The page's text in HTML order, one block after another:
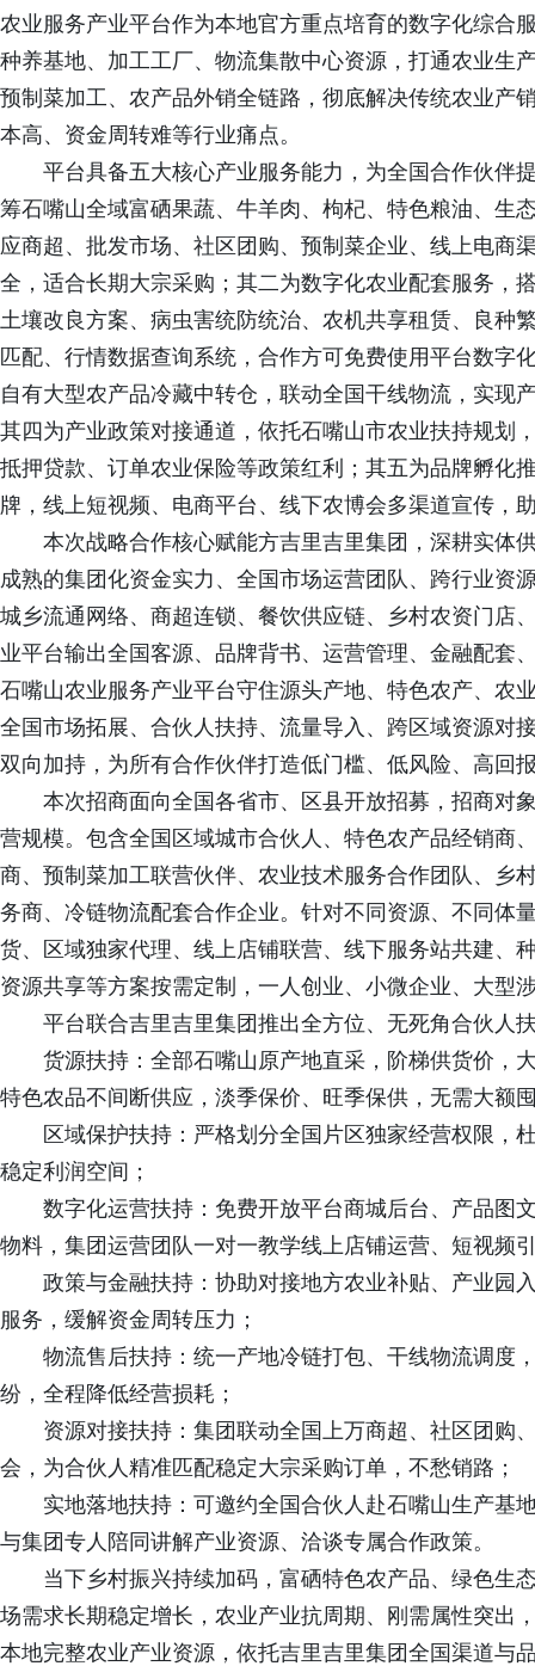
农业服务产业平台作为本地官方重点培育的数字化综合
种养基地、加工工厂、物流集散中心资源，打通农业生
预制菜加工、农产品外销全链路，彻底解决传统农业产
本高、资金周转难等行业痛点。
平台具备五大核心产业服务能力，为全国合作伙伴
筹石嘴山全域富硒果蔬、牛羊肉、枸杞、特色粮油、生
应商超、批发市场、社区团购、预制菜企业、线上电商
全，适合长期大宗采购；其二为数字化农业配套服务，
土壤改良方案、病虫害统防统治、农机共享租赁、良种
匹配、行情数据查询系统，合作方可免费使用平台数字
自有大型农产品冷藏中转仓，联动全国干线物流，实现
其四为产业政策对接通道，依托石嘴山市农业扶持规划
抵押贷款、订单农业保险等政策红利；其五为品牌孵化
牌，线上短视频、电商平台、线下农博会多渠道宣传，
本次战略合作核心赋能方吉里吉里集团，深耕实体
成熟的集团化资金实力、全国市场运营团队、跨行业资
城乡流通网络、商超连锁、餐饮供应链、乡村农资门店
业平台输出全国客源、品牌背书、运营管理、金融配套
石嘴山农业服务产业平台守住源头产地、特色农产、农
全国市场拓展、合伙人扶持、流量导入、跨区域资源对
双向加持，为所有合作伙伴打造低门槛、低风险、高回
本次招商面向全国各省市、区县开放招募，招商对
营规模。包含全国区域城市合伙人、特色农产品经销商
商、预制菜加工联营伙伴、农业技术服务合作团队、乡
务商、冷链物流配套合作企业。针对不同资源、不同体
货、区域独家代理、线上店铺联营、线下服务站共建、
资源共享等方案按需定制，一人创业、小微企业、大型
平台联合吉里吉里集团推出全方位、无死角合伙人
货源扶持：全部石嘴山原产地直采，阶梯供货价，
特色农品不间断供应，淡季保价、旺季保供，无需大额
区域保护扶持：严格划分全国片区独家经营权限，
稳定利润空间；
数字化运营扶持：免费开放平台商城后台、产品图
物料，集团运营团队一对一教学线上店铺运营、短视频
政策与金融扶持：协助对接地方农业补贴、产业园
服务，缓解资金周转压力；
物流售后扶持：统一产地冷链打包、干线物流调度
纷，全程降低经营损耗；
资源对接扶持：集团联动全国上万商超、社区团购
会，为合伙人精准匹配稳定大宗采购订单，不愁销路；
实地落地扶持：可邀约全国合伙人赴石嘴山生产基
与集团专人陪同讲解产业资源、洽谈专属合作政策。
当下乡村振兴持续加码，富硒特色农产品、绿色生
场需求长期稳定增长，农业产业抗周期、刚需属性突出
本地完整农业产业资源，依托吉里吉里集团全国渠道与